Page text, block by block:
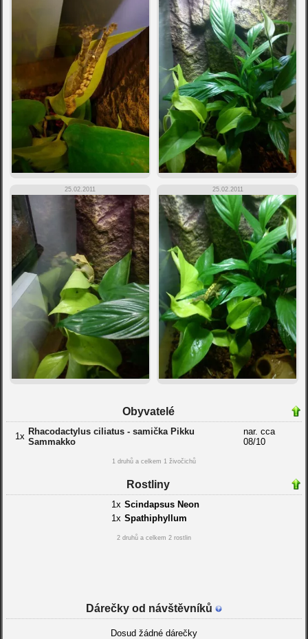
25.02.2011 25.02.2011
Obyvatelé
1x Rhacodactylus ciliatus - samička Pikku
Sammakko
nar. cca
08/10
1 druhů a celkem 1 živočichů
Rostliny
1x Scindapsus Neon
1x Spathiphyllum
2 druhů a celkem 2 rostlin
Dárečky od návštěvníků
Dosud žádné dárečky